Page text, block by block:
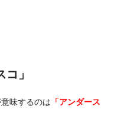
」
味するのは 「アンダース